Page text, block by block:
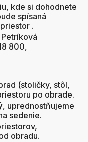
kde si dohodnete
spísaná
.
800,
(stoličky, stôl,
po obrade.
, uprednostňujeme
sedenie.
obradu.